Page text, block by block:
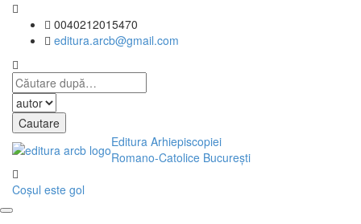
0040212015470
editura.arcb@gmail.com
Editura Arhiepiscopiei
Romano-Catolice București
Coșul este gol